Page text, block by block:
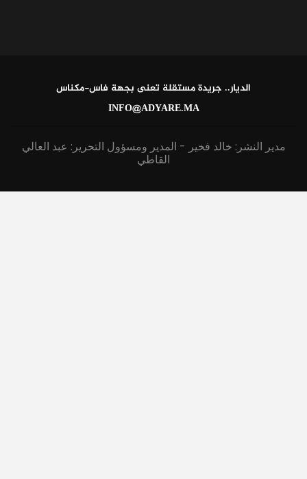
الديار.. جريدة مستقلة تعنى بجهة فاس-مكناس
INFO@ADYARE.MA
مدير النشر: خالد فخير - المدير ومسؤول التحرير: عبد العالي
القاطي